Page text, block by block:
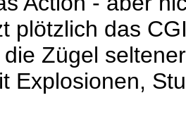
plötzlich das
die Zügel
Explosionen,